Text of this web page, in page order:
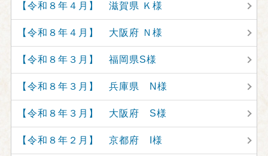
【令和８年４月】 滋賀県 Ｋ様
【令和８年４月】 大阪府 Ｎ様
【令和８年３月】 福岡県S様
【令和８年３月】 兵庫県 N様
【令和８年３月】 大阪府 S様
【令和８年２月】 京都府 I様